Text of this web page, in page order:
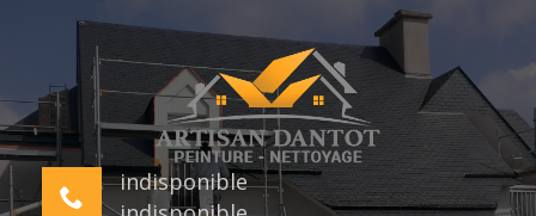
indisponible